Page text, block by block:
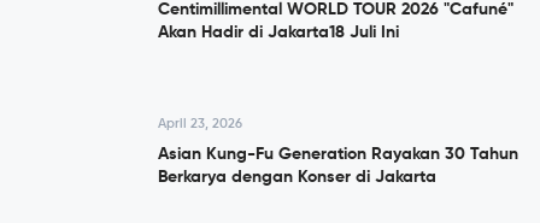
Centimillimental WORLD TOUR 2026 "Cafuné"
Akan Hadir di Jakarta18 Juli Ini
April 23, 2026
Asian Kung-Fu Generation Rayakan 30 Tahun
Berkarya dengan Konser di Jakarta